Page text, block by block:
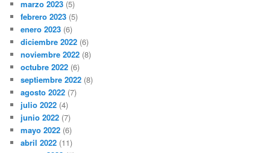
marzo 2023 (5)
febrero 2023 (5)
enero 2023 (6)
diciembre 2022 (6)
noviembre 2022 (8)
octubre 2022 (6)
septiembre 2022 (8)
agosto 2022 (7)
julio 2022 (4)
junio 2022 (7)
mayo 2022 (6)
abril 2022 (11)